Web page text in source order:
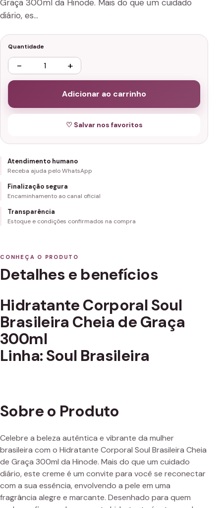
Graça 300ml da Hinode. Mais do que um cuidado
diário, es…
Quantidade
− +
Adicionar ao carrinho
♡ Salvar nos favoritos
Atendimento humano
Receba ajuda pelo WhatsApp
Finalização segura
Encaminhamento ao canal oficial
Transparência
Estoque e condições confirmados na compra
CONHEÇA O PRODUTO
Detalhes e benefícios
Hidratante Corporal Soul
Brasileira Cheia de Graça
300ml
Linha: Soul Brasileira
Sobre o Produto
Celebre a beleza autêntica e vibrante da mulher
brasileira com o Hidratante Corporal Soul Brasileira Cheia
de Graça 300ml da Hinode. Mais do que um cuidado
diário, este creme é um convite para você se reconectar
com a sua essência, envolvendo a pele em uma
fragrância alegre e marcante. Desenhado para quem